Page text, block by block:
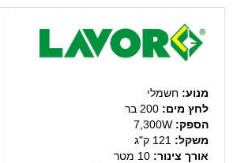
מנוע: חשמלי
לחץ מים:
הספק: 7,300W
משקל: 121 ק"ג
אורך צינור: 10 מטר